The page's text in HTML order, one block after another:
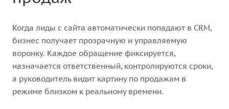
Когда лиды с сайта автоматически попадают в CRM,
бизнес получает прозрачную и управляемую
воронку. Каждое обращение фиксируется,
назначается ответственный, контролируются сроки,
а руководитель видит картину по продажам в
режиме близком к реальному времени.